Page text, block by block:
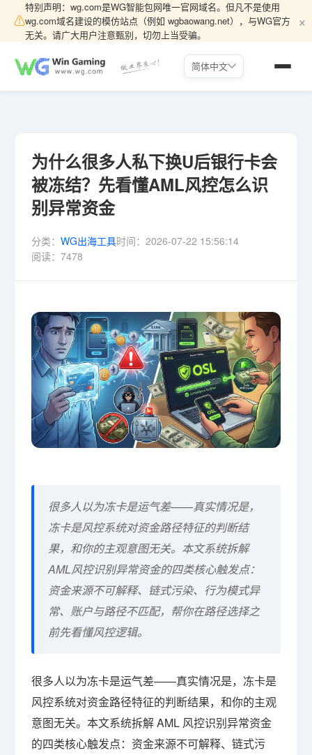
⚠
特别声明：wg.com是WG智能包网唯一官网域名。但凡不是使用
wg.com域名建设的模仿站点（例如 wgbaowang.net），与WG官方
无关。请广大用户注意甄别，切勿上当受骗。
×
简体中文
为什么很多人私下换U后银行卡会
被冻结？先看懂AML风控怎么识
别异常资金
分类： WG出海工具时间： 2026-07-22 15:56:14
阅读： 7478
很多人以为冻卡是运气差——真实情况是，
冻卡是风控系统对资金路径特征的判断结
果，和你的主观意图无关。本文系统拆解
AML风控识别异常资金的四类核心触发点：
资金来源不可解释、链式污染、行为模式异
常、账户与路径不匹配，帮你在路径选择之
前先看懂风控逻辑。
很多人以为冻卡是运气差——真实情况是，冻卡是
风控系统对资金路径特征的判断结果，和你的主观
意图无关。本文系统拆解 AML 风控识别异常资金
的四类核心触发点：资金来源不可解释、链式污